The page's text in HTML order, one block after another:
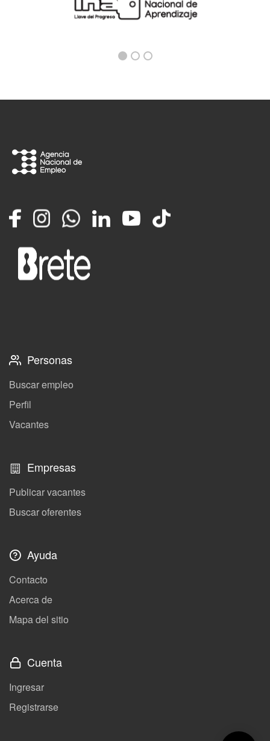
FacebookInstagramWhatsappLinkedInYouTube
TikTok
Personas
Buscar empleo
Perfil
Vacantes
Empresas
Publicar vacantes
Buscar oferentes
Ayuda
Contacto
Acerca de
Mapa del sitio
Cuenta
Ingresar
Registrarse